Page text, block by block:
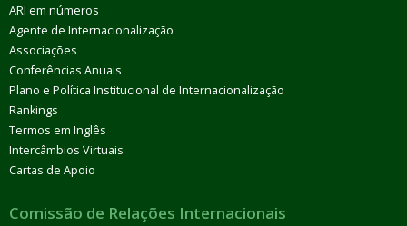
ARI em números
Agente de Internacionalização
Associações
Conferências Anuais
Plano e Política Institucional de Internacionalização
Rankings
Termos em Inglês
Intercâmbios Virtuais
Cartas de Apoio
Comissão de Relações Internacionais